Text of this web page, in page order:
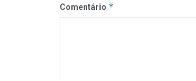
Comentário *